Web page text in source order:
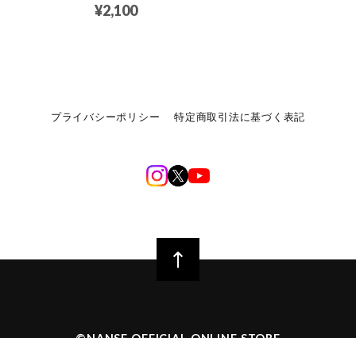
¥2,100
プライバシーポリシー 特定商取引法に基づく表記